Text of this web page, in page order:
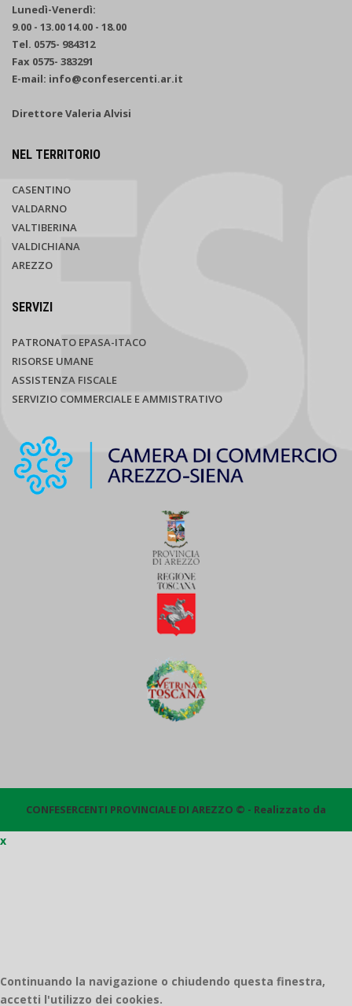
Lunedì-Venerdì:
9.00 - 13.00 14.00 - 18.00
Tel. 0575- 984312
Fax 0575- 383291
E-mail: info@confesercenti.ar.it
Direttore Valeria Alvisi
NEL TERRITORIO
CASENTINO
VALDARNO
VALTIBERINA
VALDICHIANA
AREZZO
SERVIZI
PATRONATO EPASA-ITACO
RISORSE UMANE
ASSISTENZA FISCALE
SERVIZIO COMMERCIALE E AMMISTRATIVO
CONFESERCENTI PROVINCIALE DI AREZZO © - Realizzato da
x
Continuando la navigazione o chiudendo questa finestra,
accetti l'utilizzo dei cookies.